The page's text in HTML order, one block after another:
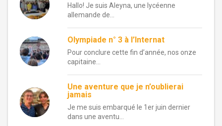
Hallo! Je suis Aleyna, une lycéenne
allemande de...
Olympiade n° 3 à l’Internat
Pour conclure cette fin d’année, nos onze
capitaine...
Une aventure que je n’oublierai
jamais
Je me suis embarqué le 1er juin dernier
dans une aventu...